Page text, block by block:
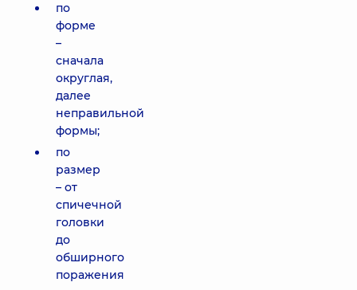
по
форме
–
сначала
округлая,
далее
неправильной
формы;
по
размер
– от
спичечной
головки
до
обширного
поражения